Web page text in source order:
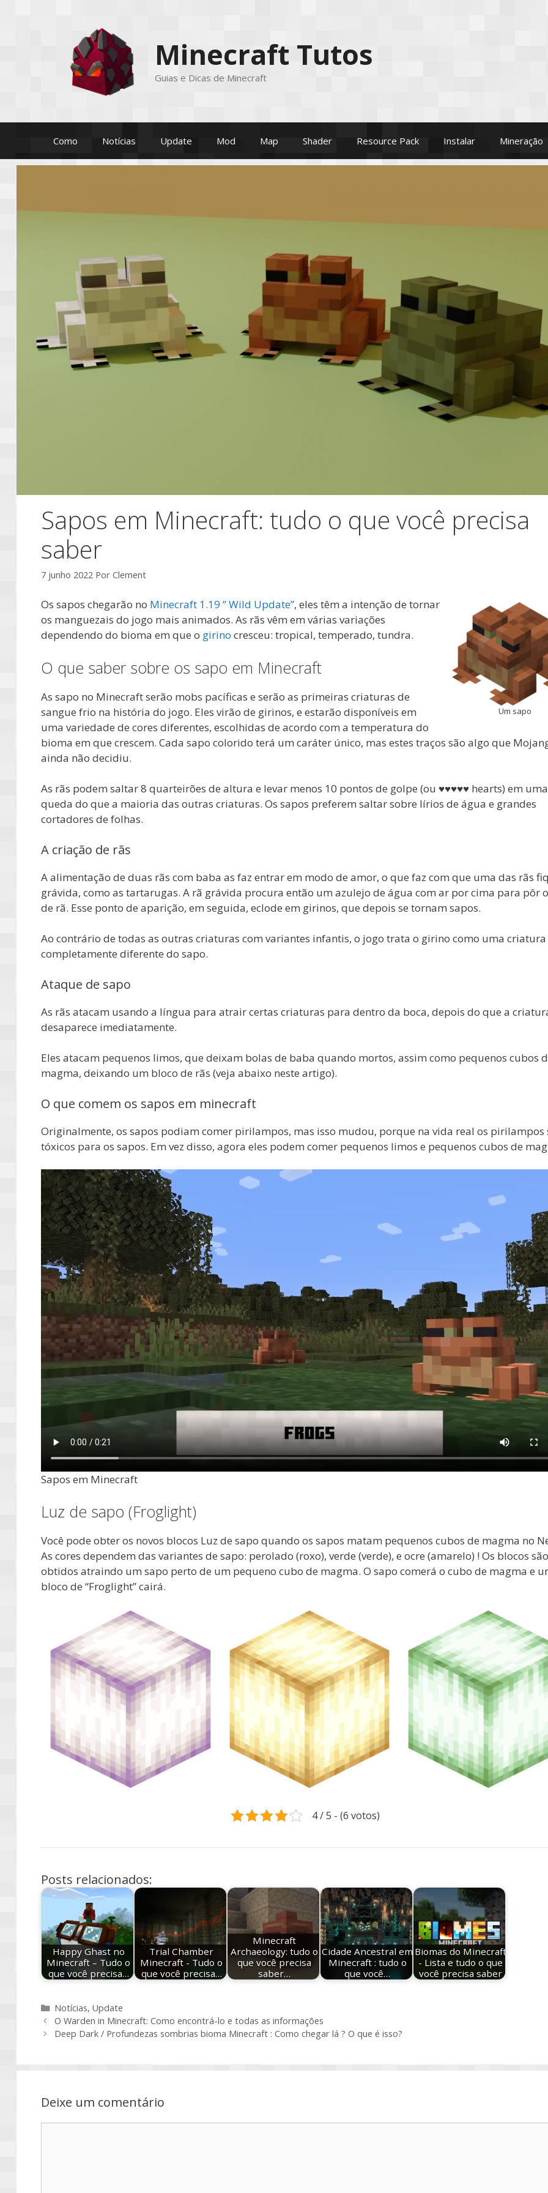
Minecraft Tutos
Guias e Dicas de Minecraft
Como Notícias Update Mod Map Shader Resource Pack Instalar Mineração
Sapos em Minecraft: tudo o que você precisa
saber
7 junho 2022 Por Clement
Um sapo
Os sapos chegarão no Minecraft 1.19 ” Wild Update”, eles têm a intenção de tornar
os manguezais do jogo mais animados. As rãs vêm em várias variações
dependendo do bioma em que o girino cresceu: tropical, temperado, tundra.
O que saber sobre os sapo em Minecraft
As sapo no Minecraft serão mobs pacíficas e serão as primeiras criaturas de
sangue frio na história do jogo. Eles virão de girinos, e estarão disponíveis em
uma variedade de cores diferentes, escolhidas de acordo com a temperatura do
bioma em que crescem. Cada sapo colorido terá um caráter único, mas estes traços são algo que
ainda não decidiu.
As rãs podem saltar 8 quarteirões de altura e levar menos 10 pontos de golpe (ou ♥♥♥♥♥ hearts) em uma
queda do que a maioria das outras criaturas. Os sapos preferem saltar sobre lírios de água e grandes
cortadores de folhas.
A criação de rãs
A alimentação de duas rãs com baba as faz entrar em modo de amor, o que faz com que uma das rãs
grávida, como as tartarugas. A rã grávida procura então um azulejo de água com ar por cima para pôr
de rã. Esse ponto de aparição, em seguida, eclode em girinos, que depois se tornam sapos.
Ao contrário de todas as outras criaturas com variantes infantis, o jogo trata o girino como uma criatura
completamente diferente do sapo.
Ataque de sapo
As rãs atacam usando a língua para atrair certas criaturas para dentro da boca, depois do que a
desaparece imediatamente.
Eles atacam pequenos limos, que deixam bolas de baba quando mortos, assim como pequenos cubos
magma, deixando um bloco de rãs (veja abaixo neste artigo).
O que comem os sapos em minecraft
Originalmente, os sapos podiam comer pirilampos, mas isso mudou, porque na vida real os pirilampos
tóxicos para os sapos. Em vez disso, agora eles podem comer pequenos limos e pequenos cubos de
Sapos em Minecraft
Luz de sapo (Froglight)
Você pode obter os novos blocos Luz de sapo quando os sapos matam pequenos cubos de magma no
As cores dependem das variantes de sapo: perolado (roxo), verde (verde), e ocre (amarelo) ! Os blocos são
obtidos atraindo um sapo perto de um pequeno cubo de magma. O sapo comerá o cubo de magma e
bloco de “Froglight” cairá.
4 / 5 - (6 votos)
Posts relacionados:
Happy Ghast no
Minecraft – Tudo o
que você precisa…
Trial Chamber
Minecraft - Tudo o
que você precisa…
Minecraft
Archaeology: tudo o
que você precisa
saber…
Cidade Ancestral em
Minecraft : tudo o
que você…
Biomas do Minecraft
- Lista e tudo o que
você precisa saber
Categorias
Notícias, Update
O Warden in Minecraft: Como encontrá-lo e todas as informações
Deep Dark / Profundezas sombrias bioma Minecraft : Como chegar lá ? O que é isso?
Deixe um comentário